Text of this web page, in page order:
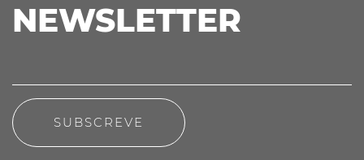
NEWSLETTER
SUBSCREVE